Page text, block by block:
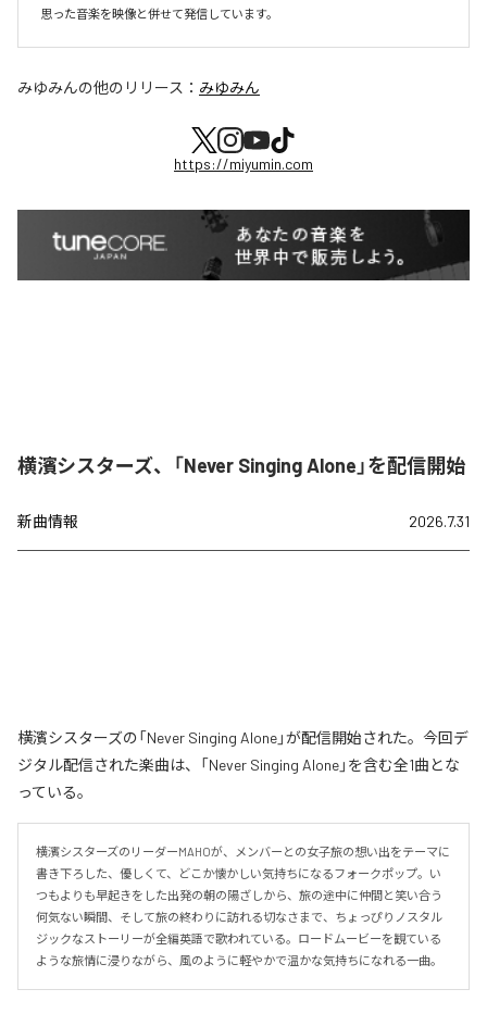
思った音楽を映像と併せて発信しています。
みゆみんの他のリリース： みゆみん
https://miyumin.com
横濱シスターズ、「Never Singing Alone」を配信開始
新曲情報 2026.7.31
横濱シスターズの「Never Singing Alone」が配信開始された。今回デ
ジタル配信された楽曲は、「Never Singing Alone」を含む全1曲とな
っている。
横濱シスターズのリーダーMAHOが、メンバーとの女子旅の想い出をテーマに
書き下ろした、優しくて、どこか懐かしい気持ちになるフォークポップ。い
つもよりも早起きをした出発の朝の陽ざしから、旅の途中に仲間と笑い合う
何気ない瞬間、そして旅の終わりに訪れる切なさまで、ちょっぴりノスタル
ジックなストーリーが全編英語で歌われている。ロードムービーを観ている
ような旅情に浸りながら、風のように軽やかで温かな気持ちになれる一曲。